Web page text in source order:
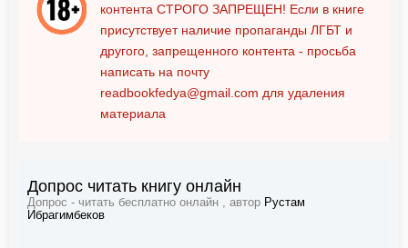
контента СТРОГО ЗАПРЕЩЕН! Если в книге
присутствует наличие пропаганды ЛГБТ и
другого, запрещенного контента - просьба
написать на почту
readbookfedya@gmail.com для удаления
материала
Допрос читать книгу онлайн
Допрос - читать бесплатно онлайн , автор Рустам
Ибрагимбеков